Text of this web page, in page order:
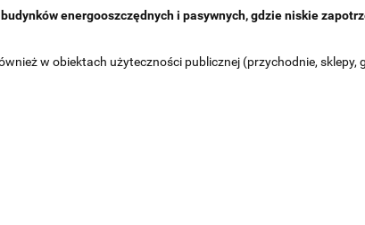
energooszczędnych i pasywnych, gdzie niskie
w obiektach użyteczności publicznej (przychodnie, sklepy,